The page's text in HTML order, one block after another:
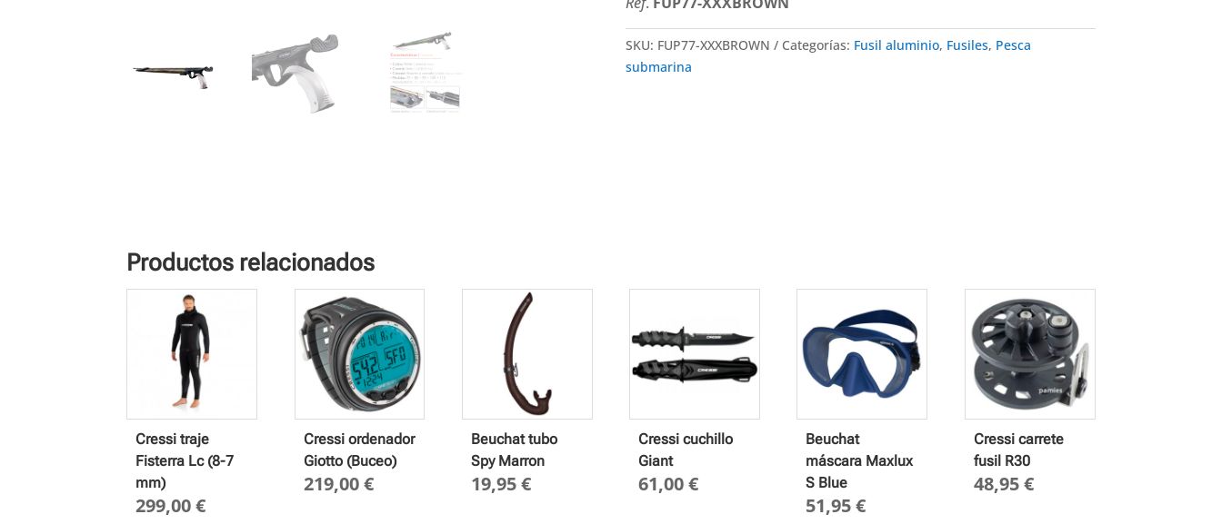
SKU: FUP77-XXXBROWN Categorías: Fusil aluminio, Fusiles, Pesca
submarina
Productos relacionados
Cressi traje
Fisterra Lc (8-7
mm)
299,00€
Cressi ordenador
Giotto (Buceo)
219,00€
Beuchat tubo
Spy Marron
19,95€
Cressi cuchillo
Giant
61,00€
Beuchat
máscara Maxlux
S Blue
51,95€
Cressi carrete
fusil R30
48,95€